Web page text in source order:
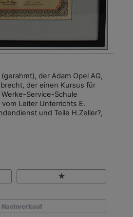
der Adam Opel AG,
der einen Kursus für
Service-Schule
Leiter Unterrichts E.
und Teile H.Zeller?,
Nachverkauf